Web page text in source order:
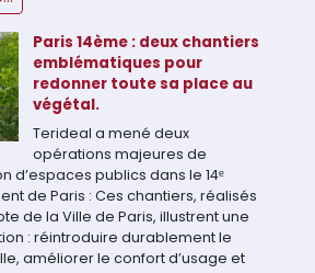
Paris 14ème : deux chantiers
emblématiques pour
redonner toute sa place au
végétal.
Terideal a mené deux
opérations majeures de
d’espaces publics dans le 14ᵉ
de Paris : Ces chantiers, réalisés
de la Ville de Paris, illustrent une
: réintroduire durablement le
améliorer le confort d’usage et